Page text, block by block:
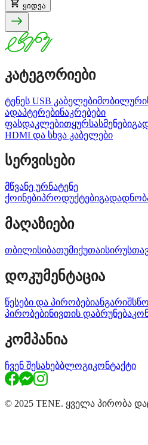
ყიდვა
კატეგორიები
ტენეს USB კაბელები
ადაპტერებინაკრებები
ფასდაკლებითყურსასმენები
HDMI და სხვა კაბელები
სერვისები
მწვანე ურნატენე
ქოინებიპროდუქტები
მაღაზიები
თბილისიბათუმიქუთაისი
დოკუმენტაცია
წესები და პირობები
პირობებინივთის დაბრუნება
კომპანია
ჩვენ შესახებბლოგიკონტაქტი
© 2025 TENE. ყველა პირობა